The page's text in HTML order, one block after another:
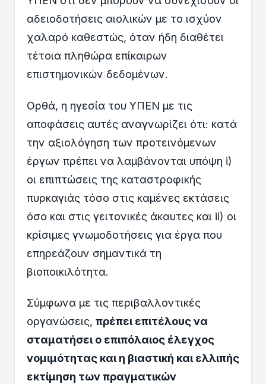
αδειοδοτήσεις αιολικών με το ισχύον
χαλαρό καθεστώς, όταν ήδη διαθέτει
τέτοια πληθώρα επίκαιρων
επιστημονικών δεδομένων.
Ορθά, η ηγεσία του ΥΠΕΝ με τις
αποφάσεις αυτές αναγνωρίζει ότι: κατά
την αξιολόγηση των προτεινόμενων
έργων πρέπει να λαμβάνονται υπόψη i)
οι επιπτώσεις της καταστροφικής
πυρκαγιάς τόσο στις καμένες εκτάσεις
όσο και στις γειτονικές άκαυτες και ii) οι
κρίσιμες γνωμοδοτήσεις για έργα που
επηρεάζουν σημαντικά τη
βιοποικιλότητα.
Σύμφωνα με τις περιβαλλοντικές
οργανώσεις, πρέπει επιτέλους να
σταματήσει ο επιπόλαιος έλεγχος
νομιμότητας και η βιαστική και ελλιπής
εκτίμηση των πραγματικών